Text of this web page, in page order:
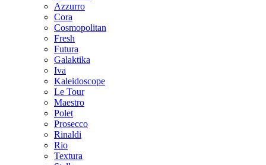
Azzurro
Cora
Cosmopolitan
Fresh
Futura
Galaktika
Iva
Kaleidoscope
Le Tour
Maestro
Polet
Prosecco
Rinaldi
Rio
Textura